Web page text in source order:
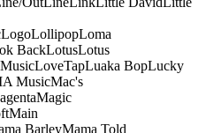
LogoLollipopLoma
BackLotusLotus
LoveTapLuaka BopLucky
MusicMac's
Magic
Main
BarleyMama Told